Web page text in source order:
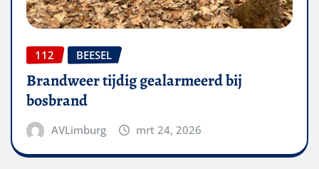
112 BEESEL
Brandweer tijdig gealarmeerd bij
bosbrand
AVLimburg mrt 24, 2026